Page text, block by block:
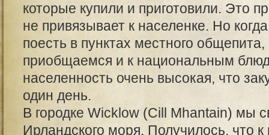
которые купили и приготовили. Это
не привязывает к населенке. Но
поесть в пунктах местного
приобщаемся и к национальным
населенность очень высокая, что
один день.
В городке Wicklow (Cill Mhantain) мы
Ирландского моря. Получилось, что